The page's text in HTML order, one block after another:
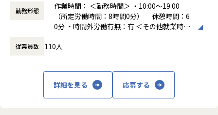
■案件の具体例
・大規模都市開発に関するビッグデータ分析システム開発／
・大手オークションサイトのサービス・ツール開発／PHP
ective-C、AndroidJava
勤務形態
作業時間： ＜勤務時間＞ ・10:00～19:00
（所定労働時間：8時間0分） 休憩時間：6
0分 ・時間外労働有無：有 ＜その他就業時間
働き方：
休憩時間： 60分
従業員数 110人
詳細を見る 応募する